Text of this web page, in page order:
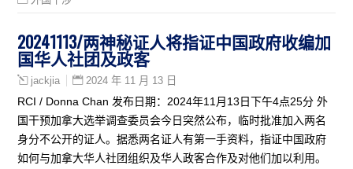
20241113/两神秘证人将指证中国政府收编加
国华人社团及政客
jackjia 2024 年 11 月 13 日
RCI / Donna Chan 发布日期：2024年11月13日下午4点25分 外
国干预加拿大选举调查委员会今日突然公布，临时批准加入两名
身分不公开的证人。据悉两名证人有第一手资料，指证中国政府
如何与加拿大华人社团组织及华人政客合作及对他们加以利用。